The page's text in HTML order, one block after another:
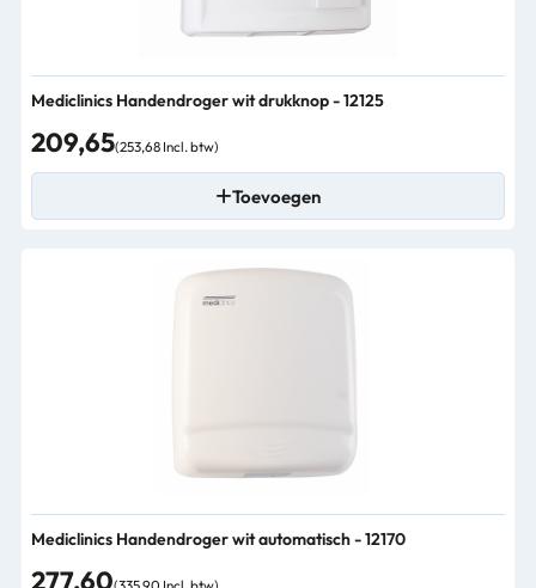
Mediclinics Handendroger wit drukknop - 12125
209,65(253,68 Incl. btw)
Toevoegen
Mediclinics Handendroger wit automatisch - 12170
277,60